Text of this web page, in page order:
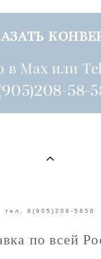
Max или
58-
тел. 8(905)208-5858
по всей